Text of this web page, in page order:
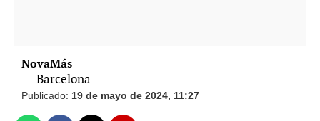
NovaMás
Barcelona
Publicado: 19 de mayo de 2024, 11:27